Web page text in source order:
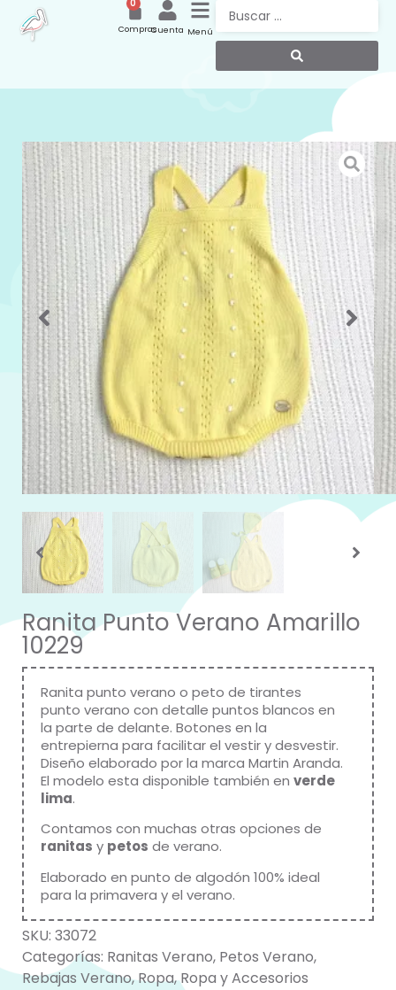
Menú
Cuenta
0
Compras
Ranita Punto Verano Amarillo
10229
Ranita punto verano o peto de tirantes
punto verano con detalle puntos blancos en
la parte de delante. Botones en la
entrepierna para facilitar el vestir y desvestir.
Diseño elaborado por la marca Martin Aranda.
El modelo esta disponible también en verde
lima.
Contamos con muchas otras opciones de
ranitas y petos de verano.
Elaborado en punto de algodón 100% ideal
para la primavera y el verano.
SKU: 33072
Categorías: Ranitas Verano, Petos Verano,
Rebajas Verano,Ropa,Ropa y Accesorios